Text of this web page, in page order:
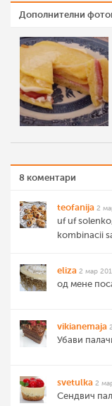
Дополнителни
8 коментари
teofanija 2
uf uf
kombinacii
eliza 2 мар
од мене
vikianemaja
Убави
svetulka 2
Сендвич